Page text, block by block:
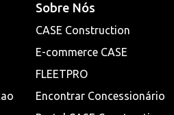
Sobre Nós
CASE Construction
E-commerce CASE
FLEETPRO
Encontrar Concessionário